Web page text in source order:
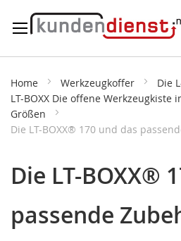
zum
Home Werkzeugkoffer
Die
LT-BOXX Die offene
Größen
Die LT-BOXX® 170 und das
Die LT-BOXX®
passende